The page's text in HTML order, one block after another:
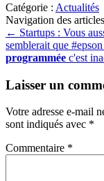
Catégorie : Actualités
Navigation des articles
← Startups : Vous
semblerait que
programmée c'est
Laisser un
Votre adresse e-mail
sont indiqués avec *
Commentaire *